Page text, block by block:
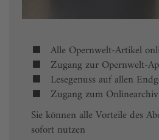
Alle Opernwelt-Artikel
Zugang zur Opernwelt-
Lesegenuss auf allen
Zugang zum
Sie können alle Vorteile des
sofort nutzen